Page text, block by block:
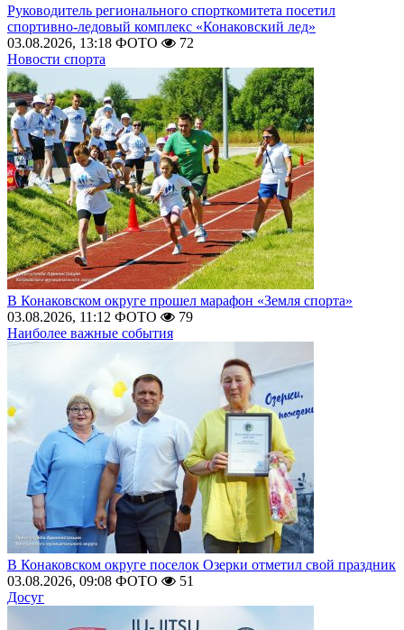
Руководитель регионального спорткомитета посетил
спортивно-ледовый комплекс «Конаковский лед»
03.08.2026, 13:18 ФОТО
72
Новости спорта
В Конаковском округе прошел марафон «Земля спорта»
03.08.2026, 11:12 ФОТО
79
Наиболее важные события
В Конаковском округе поселок Озерки отметил свой праздник
03.08.2026, 09:08 ФОТО
51
Досуг